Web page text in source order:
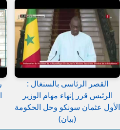
القصر الرئاسى بالسنغال :
الرئيس قرر إنهاء مهام الوزير
الأول عثمان سونكو وحل الحكومة
(بيان)